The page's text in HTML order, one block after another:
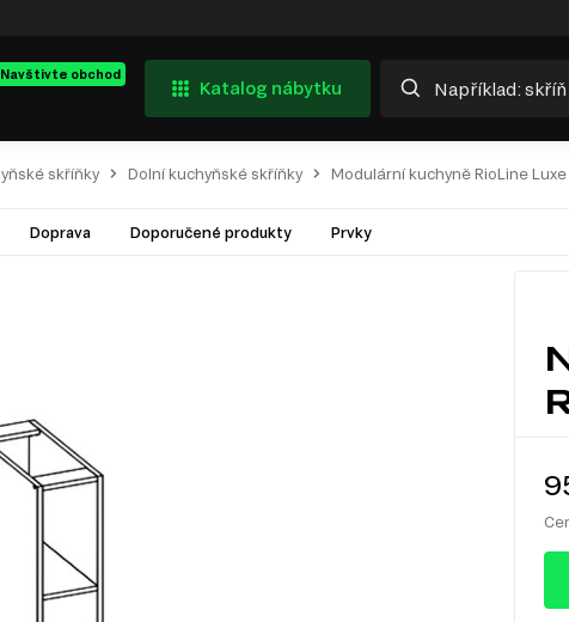
Navštivte obchod
Katalog nábytku
skříňky Dolní kuchyňské skříňky Modulární kuchyně RioLine
Doprava Doporučené produkty Prvky